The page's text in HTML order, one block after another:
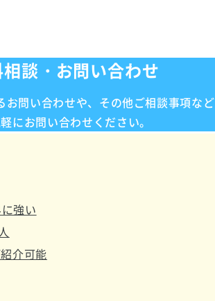
談・お問い合わせ
問い合わせや、 その他ご相談事項など
にお問い合わせください。
強い
介可能